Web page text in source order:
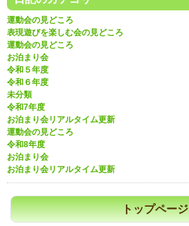
運動会の見どころ
表現遊びを楽しむ会の見どころ
運動会の見どころ
お泊まり会
令和５年度
令和６年度
未分類
令和7年度
お泊まり会リアルタイム更新
運動会の見どころ
令和8年度
お泊まり会
お泊まり会リアルタイム更新
トップページ